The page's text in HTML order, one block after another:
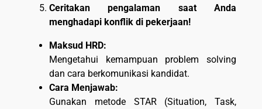
Ceritakan pengalaman saat Anda
menghadapi konflik di pekerjaan!
Maksud HRD:
Mengetahui kemampuan problem solving
dan cara berkomunikasi kandidat.
Cara Menjawab:
Gunakan metode STAR (Situation, Task,